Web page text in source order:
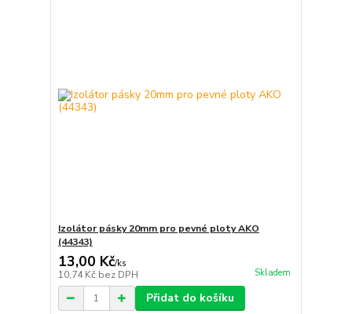
Izolátor pásky 20mm pro pevné ploty AKO
(44343)
13,00 Kč/ks
10,74 Kč bez DPH Skladem
Přidat do košíku